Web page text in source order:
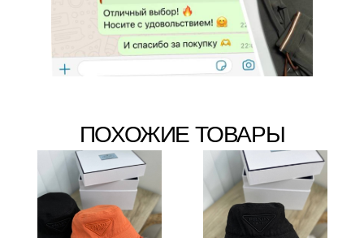
ПОХОЖИЕ ТОВАРЫ